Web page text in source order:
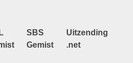
SBS
Gemist
Uitzending
.net